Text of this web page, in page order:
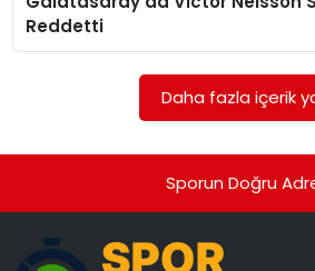
SAĞLIK
YAŞAM
Reddetti
Daha fazla içerik
Sporun Doğru